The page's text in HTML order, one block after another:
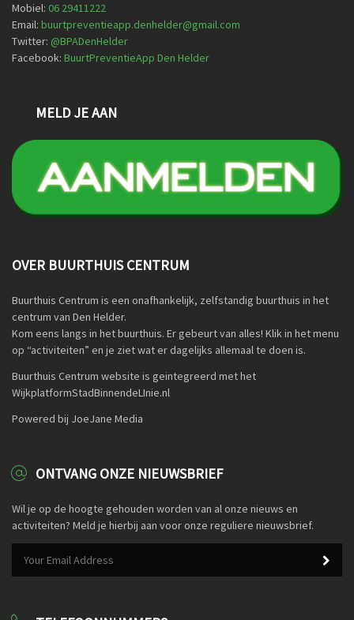
Mobiel: 06 29411222
Email: buurtpreventieapp.denhelder@gmail.com
Twitter: @BPADenHelder
Facebook: BuurtPreventieApp Den Helder
MELD JE AAN
OVER BUURTHUIS CENTRUM
Buurthuis Centrum is een onafhankelijk, zelfstandig buurthuis in het
centrum van Den Helder.
Kom eens langs in het buurthuis. Er gebeurt van alles! Klik in het menu
op “activiteiten” en je ziet wat er dagelijks allemaal te doen is.
Buurthuis Centrum website is geintegreerd met het
WijkplatformStadBinnendeLInie.nl
Powered bij JoeJane Media
ONTVANG ONZE NIEUWSBRIEF
Wil je op de hoogte gehouden worden van al onze nieuws en
activiteiten? Meld je hierbij aan voor onze reguliere nieuwsbrief.